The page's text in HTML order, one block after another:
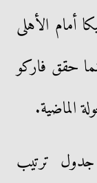
أمام الأهلى
حقق فاركو
الماضية.
جدول ترتيب